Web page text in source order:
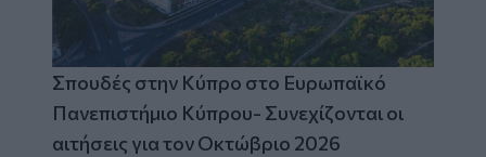
Σπουδές στην Κύπρο στο Ευρωπαϊκό
Πανεπιστήμιο Κύπρου- Συνεχίζονται οι
αιτήσεις για τον Οκτώβριο 2026